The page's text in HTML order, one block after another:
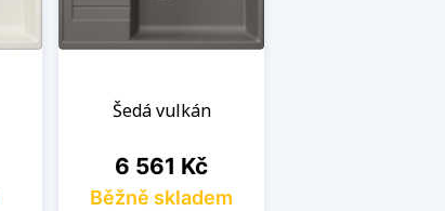
Šedá vulkán
Cena
6 561 Kč
Běžně skladem